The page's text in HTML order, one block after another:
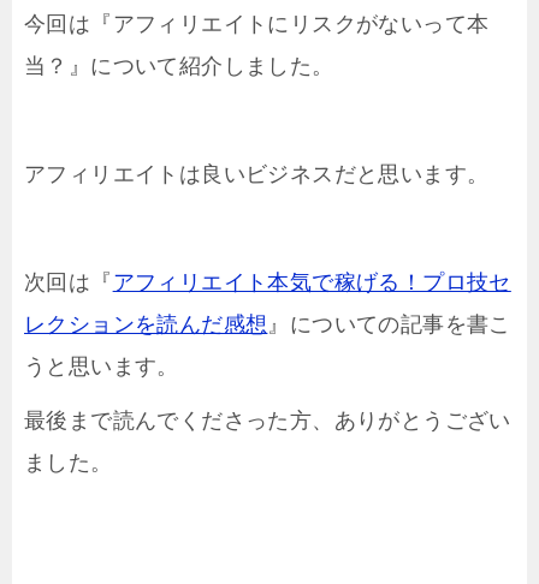
今回は『アフィリエイトにリスクがないって本
当？』について紹介しました。
アフィリエイトは良いビジネスだと思います。
次回は『 アフィリエイト本気で稼げる！プロ技セ
レクションを読んだ感想』についての記事を書こ
うと思います。
最後まで読んでくださった方、ありがとうござい
ました。